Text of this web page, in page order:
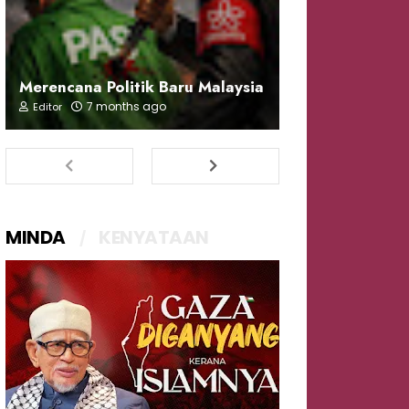
Merencana Politik Baru Malaysia
Editor 7 months ago
MINDA